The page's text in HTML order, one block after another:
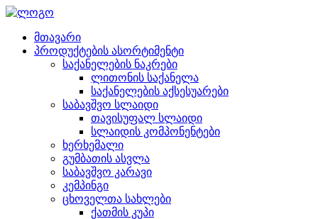
მთავარი
პროდუქტების ასორტიმენტი
საქანელების ნაკრები
ლითონის საქანელა
საქანელების აქსესუარები
საბავშვო სლაიდი
თავისუფალ სლაიდი
სლაიდის კომპონენტები
ხერხემალი
გუმბათის ასვლა
საბავშვო კარავი
კემპინგი
ცხოველთა სახლები
ქათმის კუპი